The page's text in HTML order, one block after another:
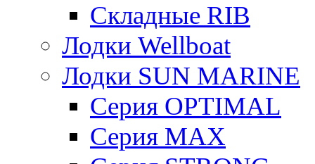
Складные RIB
Лодки Wellboat
Лодки SUN MARINE
Серия OPTIMAL
Cерия MAX